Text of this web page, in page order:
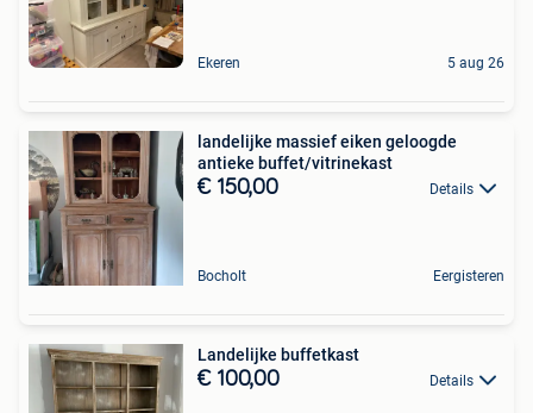
Ekeren 5 aug 26
landelijke massief eiken geloogde
antieke buffet/vitrinekast
€ 150,00 Details
Bocholt Eergisteren
Landelijke buffetkast
€ 100,00 Details